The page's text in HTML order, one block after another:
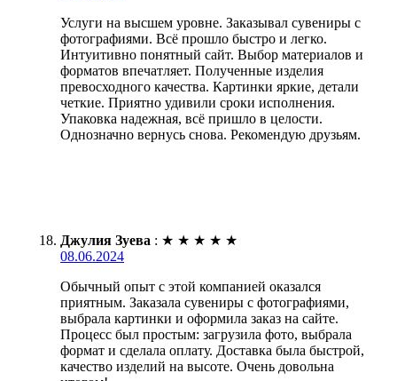
Услуги на высшем уровне. Заказывал сувениры с
фотографиями. Всё прошло быстро и легко.
Интуитивно понятный сайт. Выбор материалов и
форматов впечатляет. Полученные изделия
превосходного качества. Картинки яркие, детали
четкие. Приятно удивили сроки исполнения.
Упаковка надежная, всё пришло в целости.
Однозначно вернусь снова. Рекомендую друзьям.
Джулия Зуева : ★ ★ ★ ★ ★
08.06.2024
Обычный опыт с этой компанией оказался
приятным. Заказала сувениры с фотографиями,
выбрала картинки и оформила заказ на сайте.
Процесс был простым: загрузила фото, выбрала
формат и сделала оплату. Доставка была быстрой,
качество изделий на высоте. Очень довольна